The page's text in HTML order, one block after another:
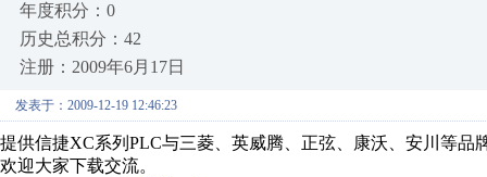
年度积分：0
历史总积分：42
注册：2009年6月17日
发表于：2009-12-19 12:46:23
提供信捷XC系列PLC与三菱、英威腾、正弦、康沃、安川等品
欢迎大家下载交流。